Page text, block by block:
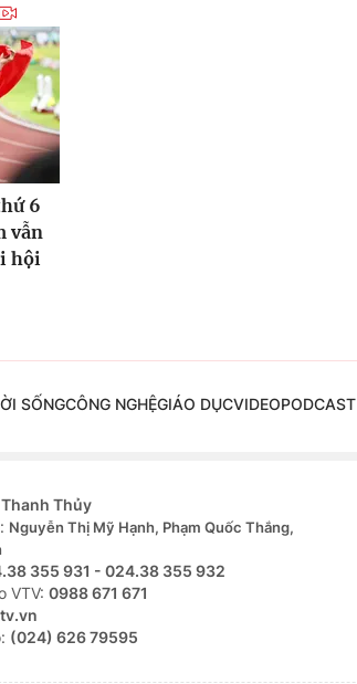
6
vẫn
hội
SỐNGCÔNG NGHỆGIÁO DỤCVIDEOPODCAST
Thủy
Nguyễn Thị Mỹ Hạnh, Phạm Quốc Thắng,
355 931 - 024.38 355 932
VTV: 0988 671 671
(024) 626 79595